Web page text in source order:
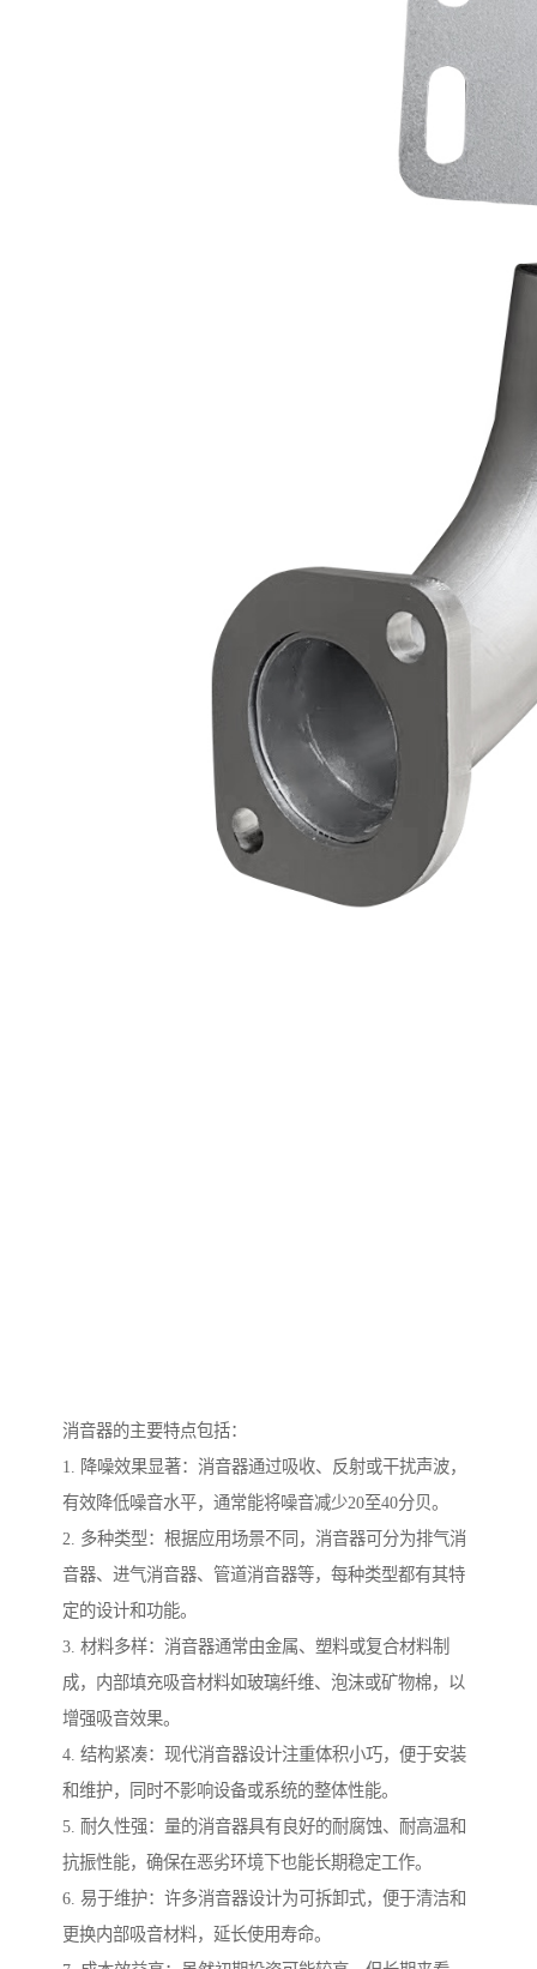
消音器的主要特点包括：
1. 降噪效果显著：消音器通过吸收、反射或干扰声波，
有效降低噪音水平，通常能将噪音减少20至40分贝。
2. 多种类型：根据应用场景不同，消音器可分为排气消
音器、进气消音器、管道消音器等，每种类型都有其特
定的设计和功能。
3. 材料多样：消音器通常由金属、塑料或复合材料制
成，内部填充吸音材料如玻璃纤维、泡沫或矿物棉，以
增强吸音效果。
4. 结构紧凑：现代消音器设计注重体积小巧，便于安装
和维护，同时不影响设备或系统的整体性能。
5. 耐久性强：量的消音器具有良好的耐腐蚀、耐高温和
抗振性能，确保在恶劣环境下也能长期稳定工作。
6. 易于维护：许多消音器设计为可拆卸式，便于清洁和
更换内部吸音材料，延长使用寿命。